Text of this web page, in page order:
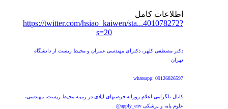
اطلاعات کامل
https://twitter.com/hsiao_kaiwen/sta...401078272?
s=20
دکتر مصطفی کلهر، دکترای مهندسی عمران و محیط زیست از دانشگاه
تهران
whatsapp: 09126826597
کانال تلگرامی اعلام روزانه فرصتهای اپلای در زمینه محیط زیست، مهندسی،
علوم پایه و پزشکی apply_env@